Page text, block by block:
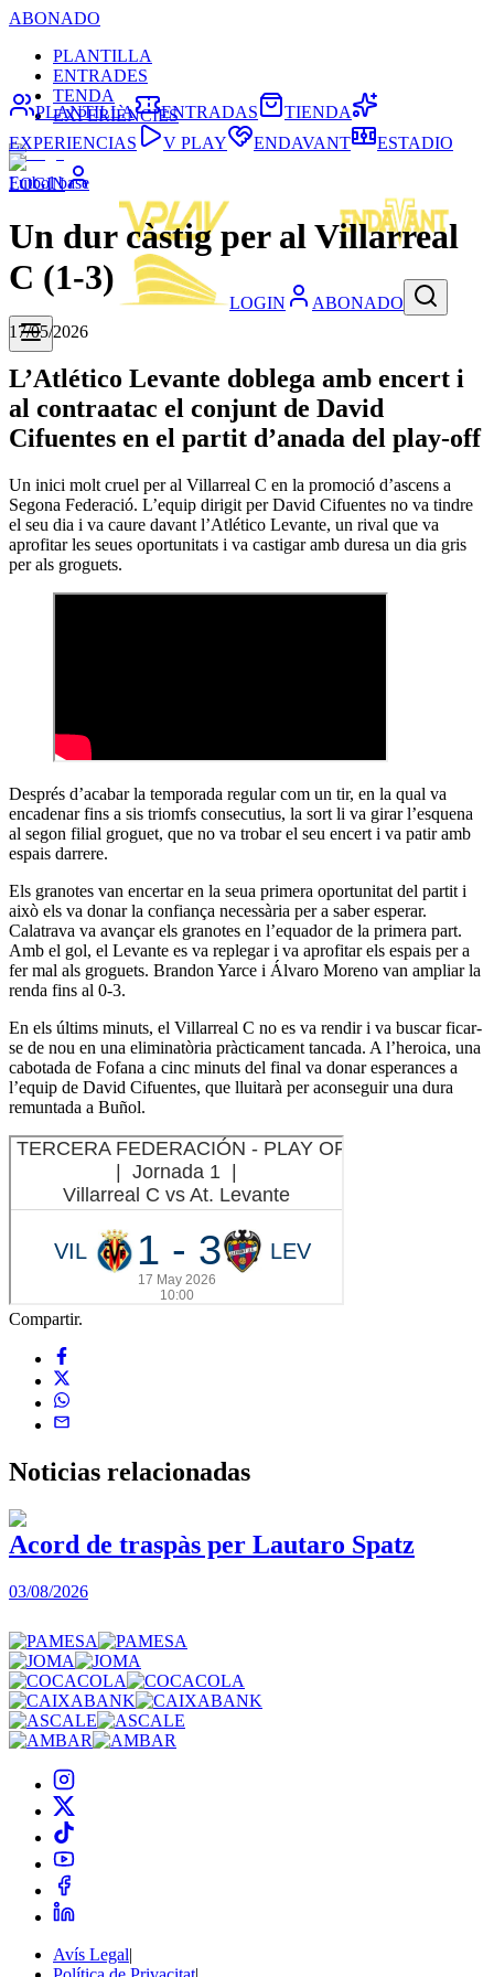
ABONADO
PLANTILLA
ENTRADES
TENDA
EXPERIÈNCIES
LOGIN
LOGIN ABONADO
PLANTILLA ENTRADAS
TIENDA
EXPERIENCIAS
V PLAY ENDAVANT ESTADIO
Futbol base
Un dur càstig per al Villarreal
C (1-3)
17/05/2026
L’Atlético Levante doblega amb encert i
al contraatac el conjunt de David
Cifuentes en el partit d’anada del play-off
Un inici molt cruel per al Villarreal C en la promoció d’ascens a
Segona Federació. L’equip dirigit per David Cifuentes no va tindre
el seu dia i va caure davant l’Atlético Levante, un rival que va
aprofitar les seues oportunitats i va castigar amb duresa un dia gris
per als groguets.
Després d’acabar la temporada regular com un tir, en la qual va
encadenar fins a sis triomfs consecutius, la sort li va girar l’esquena
al segon filial groguet, que no va trobar el seu encert i va patir amb
espais darrere.
Els granotes van encertar en la seua primera oportunitat del partit i
això els va donar la confiança necessària per a saber esperar.
Calatrava va avançar els granotes en l’equador de la primera part.
Amb el gol, el Levante es va replegar i va aprofitar els espais per a
fer mal als groguets. Brandon Yarce i Álvaro Moreno van ampliar la
renda fins al 0-3.
En els últims minuts, el Villarreal C no es va rendir i va buscar ficar-
se de nou en una eliminatòria pràcticament tancada. A l’heroica, una
cabotada de Fofana a cinc minuts del final va donar esperances a
l’equip de David Cifuentes, que lluitarà per aconseguir una dura
remuntada a Buñol.
Compartir.
Noticias relacionadas
Acord de traspàs per Lautaro Spatz
03/08/2026
Avís Legal|